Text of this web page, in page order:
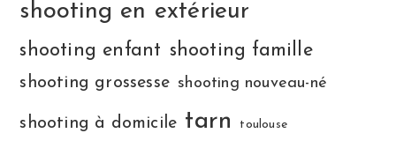
shooting en extérieur
shooting enfant shooting famille
shooting grossesse shooting nouveau-né
shooting à domicile tarn toulouse